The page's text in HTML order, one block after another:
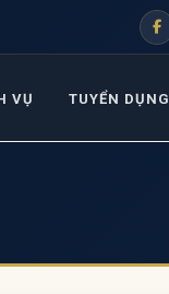
VỤ TUYỂN DỤNG